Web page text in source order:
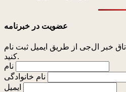
عضویت در خبرنامه
خبر ال‌جی از طریق ایمیل ثبت نام
کنید.
نام
نام خانوادگی
ایمیل